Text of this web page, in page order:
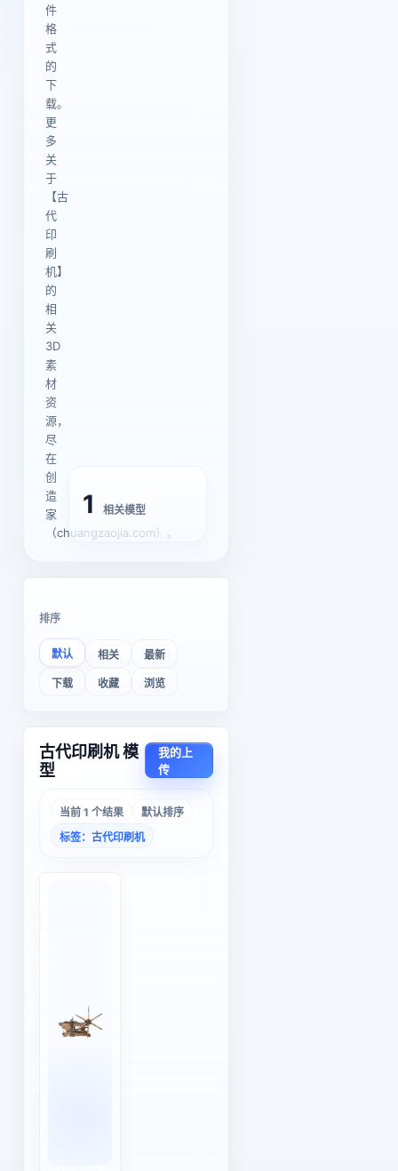
件
格
式
的
下
载。
更
多
关
于
【古
代
印
刷
机】
的
相
关
3D
素
材
资
源，
尽
在
创
造
家
（chuangzaojia.com）。
1 相关模型
排序
默认 相关 最新
下载 收藏 浏览
古代印刷机 模
型
我的上
传
当前 1 个结果
默认排序
标签：古代印刷机